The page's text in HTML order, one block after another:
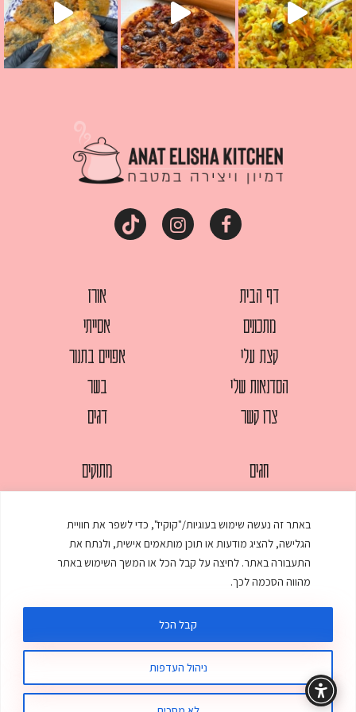
באתר זה נעשה שימוש בעוגיות/"קוקיז", כדי לשפר את חוויית
הגלישה, להציג מודעות או תוכן מותאמים אישית, ולנתח את
התעבורה באתר. לחיצה על קבל הכל או המשך השימוש באתר
מהווה הסכמה לכך.
ניהול העדפות
קבל הכל
דף הבית
מתכונים
קצת עלי
הסדנאות שלי
צרו קשר
אורז
אסייתי
אפויים בתנור
בשר
דגים
חגים
מאפים
ממולאים
מרקים
מתוקים
עוגות
עוף
© כל הזכויות שמורות לענת אלישע | עיצוב ובניית אתר
תקנון האתר מדיניות פרטיות